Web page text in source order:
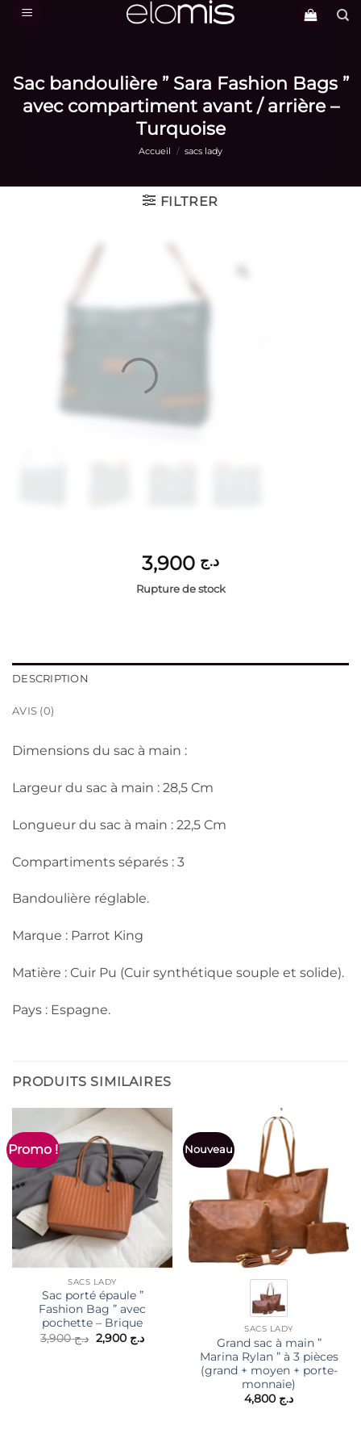
Passer
Sac bandoulière ” Sara Fashion Bags ”
avec compartiment avant / arrière –
Turquoise
Accueil / sacs lady
FILTRER
د.ج
Rupture de stock
DESCRIPTION
AVIS (0)
Dimensions du sac à main :
Largeur du sac à main : 28,5 Cm
Longueur du sac à main : 22,5 Cm
Compartiments séparés : 3
Bandoulière réglable.
Marque : Parrot King
Matière : Cuir Pu (Cuir synthétique souple et solide).
Pays : Espagne.
PRODUITS SIMILAIRES
Promo !
SACS LADY
Sac porté épaule ”
Fashion Bag ” avec
pochette – Brique
د.ج3,900
Le
prix
د.ج 2,900
Le
Nouveau
SACS LADY
Grand sac à main ”
Marina Rylan ” à 3 pièces
(grand + moyen + porte-
monnaie)
د.ج